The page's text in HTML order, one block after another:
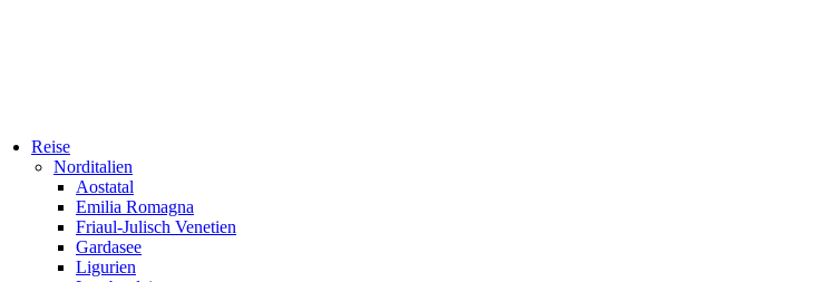
Reise
Norditalien
Aostatal
Emilia Romagna
Friaul-Julisch Venetien
Gardasee
Ligurien